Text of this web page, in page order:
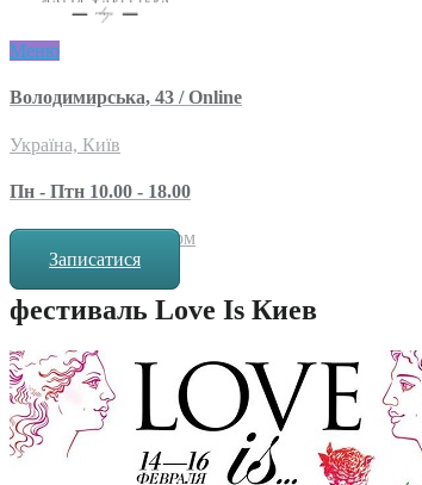
Меню
Володимирська, 43 / Online
Україна, Київ
Пн - Птн 10.00 - 18.00
за попереднім записом
Записатися
фестиваль Love Is Киев